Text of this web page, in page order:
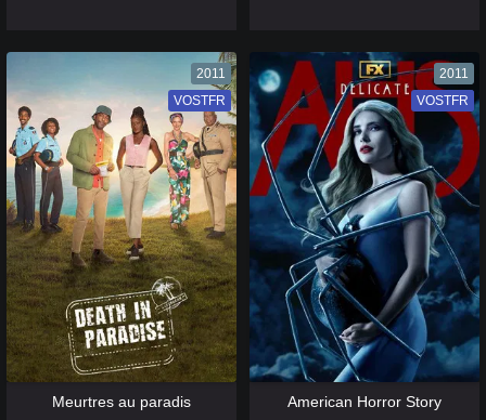
2011
VF
VOSTFR
Meurtres au paradis
2011
VF
VOSTFR
American Horror Story